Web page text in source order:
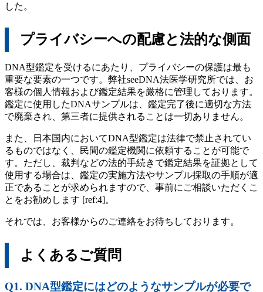
した。
プライバシーへの配慮と法的な側面
DNA型鑑定を受けるにあたり、プライバシーの保護は最も
重要な要素の一つです。弊社seeDNA法医学研究所では、お
客様の個人情報および鑑定結果を厳格に管理しております。
鑑定に使用したDNAサンプルは、鑑定完了後に適切な方法
で廃棄され、第三者に提供されることは一切ありません。
また、日本国内においてDNA型鑑定は法律で禁止されてい
るものではなく、民間の鑑定機関に依頼することが可能で
す。ただし、裁判などの法的手続きで鑑定結果を証拠として
使用する場合は、鑑定の実施方法やサンプル採取の手順が適
正であることが求められますので、事前にご相談いただくこ
とをお勧めします [ref:4]。
それでは、お客様からのご連絡をお待ちしております。
よくあるご質問
Q1. DNA型鑑定にはどのようなサンプルが必要で